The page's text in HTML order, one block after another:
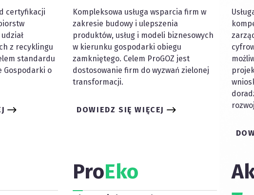
certyfikacji
z recyklingu
standardu
Gospodarki o
Kompleksowa usługa wsparcia firm w
zakresie budowy i ulepszenia
produktów, usług i modeli biznesowych
w kierunku gospodarki obiegu
zamkniętego. Celem ProGOZ jest
dostosowanie firm do wyzwań zielonej
transformacji.
DOWIEDZ SIĘ WIĘCEJ
ProEko